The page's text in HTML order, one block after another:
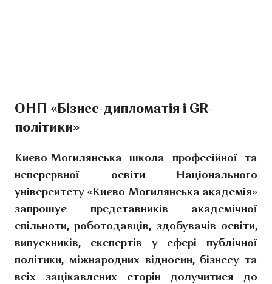
ОНП «Бізнес-дипломатія і GR-
політики»
Києво-Могилянська школа професійної та
неперервної освіти Національного
університету «Києво-Могилянська академія»
запрошує представників академічної
спільноти, роботодавців, здобувачів освіти,
випускників, експертів у сфері публічної
політики, міжнародних відносин, бізнесу та
всіх зацікавлених сторін долучитися до